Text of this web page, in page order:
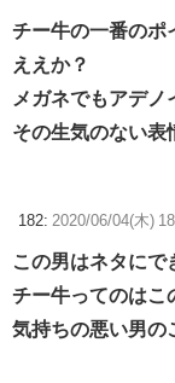
チー牛の一番のポ
ええか？
メガネでもアデノ
その生気のない表
182: 2020/06/04(木)
この男はネタにで
チー牛ってのはこ
気持ちの悪い男の